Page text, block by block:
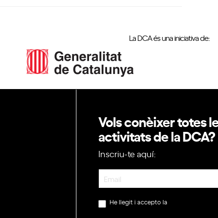
La DCA és una iniciativa de:
Vols conèixer totes
activitats de la DCA?
Inscriu-te aquí:
Newsletter
He llegit i accepto la